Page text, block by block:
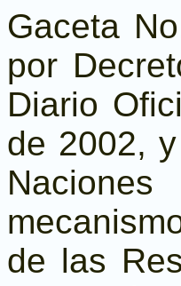
Gaceta
por
Diario
de 2002,
de las